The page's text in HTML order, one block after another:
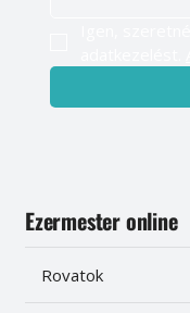
Ezermester online
Rovatok